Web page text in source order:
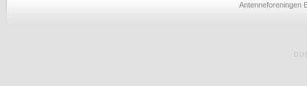
Antenneforeningen